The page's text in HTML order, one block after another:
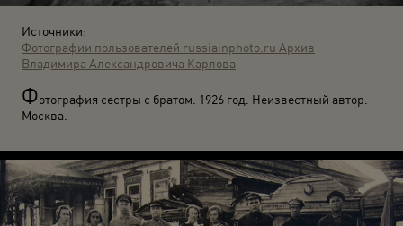
Источники:
Фотографии пользователей russiainphoto.ru Архив
Владимира Александровича Карлова
Фотография сестры с братом. 1926 год. Неизвестный автор.
Москва.